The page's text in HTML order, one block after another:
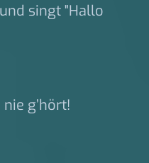
singt "Hallo
g’hört!